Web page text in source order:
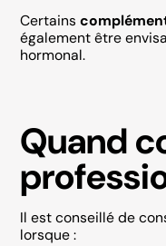
Certains
également être
hormonal.
Quand
Il est conseillé de
lorsque :